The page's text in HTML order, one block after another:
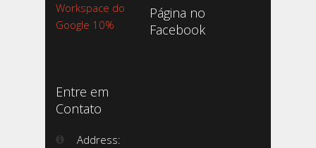
Workspace do
Google 10%
Página no
Facebook
Entre em
Contato
Address: